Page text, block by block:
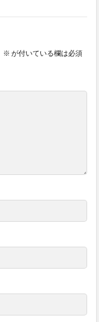
※ が付いている欄は必須